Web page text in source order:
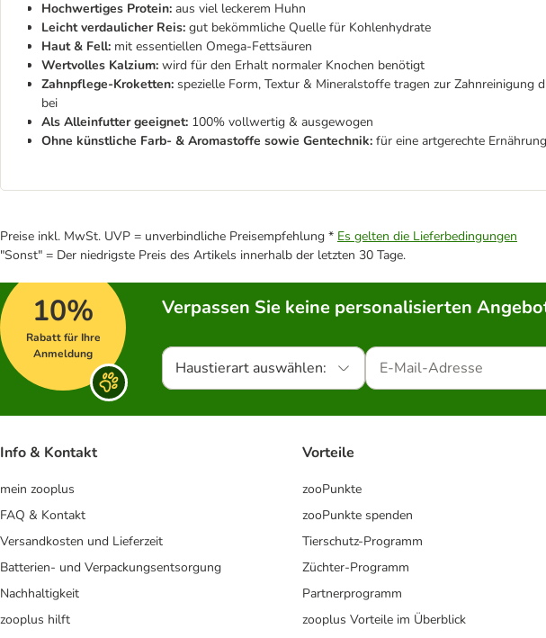
Hochwertiges Protein: aus viel leckerem Huhn
Leicht verdaulicher Reis: gut bekömmliche Quelle für Kohlenhydrate
Haut & Fell: mit essentiellen Omega-Fettsäuren
Wertvolles Kalzium: wird für den Erhalt normaler Knochen benötigt
Zahnpflege-Kroketten: spezielle Form, Textur & Mineralstoffe tragen zur Zahnreinigung
bei
Als Alleinfutter geeignet: 100% vollwertig & ausgewogen
Ohne künstliche Farb- & Aromastoffe sowie Gentechnik: für eine artgerechte Ernährung
Preise inkl. MwSt. UVP = unverbindliche Preisempfehlung * Es gelten die Lieferbedingungen
"Sonst" = Der niedrigste Preis des Artikels innerhalb der letzten 30 Tage.
10%
Rabatt für Ihre
Anmeldung
Verpassen Sie keine personalisierten
Haustierart auswählen:
Info & Kontakt
mein zooplus
FAQ & Kontakt
Versandkosten und Lieferzeit
Batterien- und Verpackungsentsorgung
Nachhaltigkeit
zooplus hilft
Vorteile
zooPunkte
zooPunkte spenden
Tierschutz-Programm
Züchter-Programm
Partnerprogramm
zooplus Vorteile im Überblick